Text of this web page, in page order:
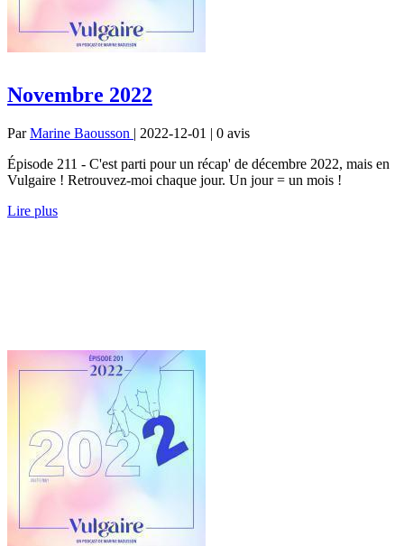
Novembre 2022
ParMarine Baousson | 2022-12-01 | 0 avis
Épisode 211 - C'est parti pour un récap' de décembre 2022, mais en
Vulgaire ! Retrouvez-moi chaque jour. Un jour = un mois !
Lire plus